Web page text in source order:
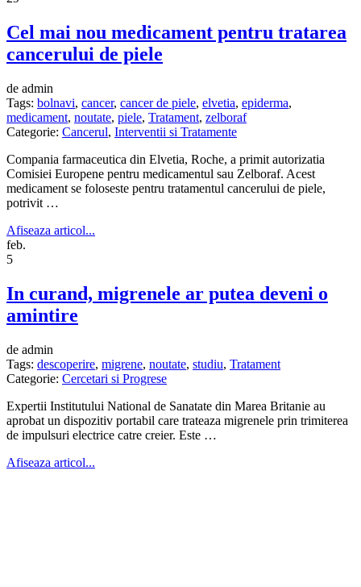
Cel mai nou medicament pentru tratarea
cancerului de piele
de admin
Tags: bolnavi, cancer, cancer de piele, elvetia, epiderma,
medicament, noutate, piele, Tratament, zelboraf
Categorie: Cancerul, Interventii si Tratamente
Compania farmaceutica din Elvetia, Roche, a primit autorizatia
Comisiei Europene pentru medicamentul sau Zelboraf. Acest
medicament se foloseste pentru tratamentul cancerului de piele,
potrivit …
Afiseaza articol...
feb.
5
In curand, migrenele ar putea deveni o
amintire
de admin
Tags: descoperire, migrene, noutate, studiu, Tratament
Categorie: Cercetari si Progrese
Expertii Institutului National de Sanatate din Marea Britanie au
aprobat un dispozitiv portabil care trateaza migrenele prin trimiterea
de impulsuri electrice catre creier. Este …
Afiseaza articol...